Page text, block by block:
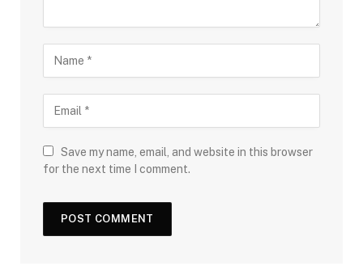
Save my name, email, and website in this browser
for the next time I comment.